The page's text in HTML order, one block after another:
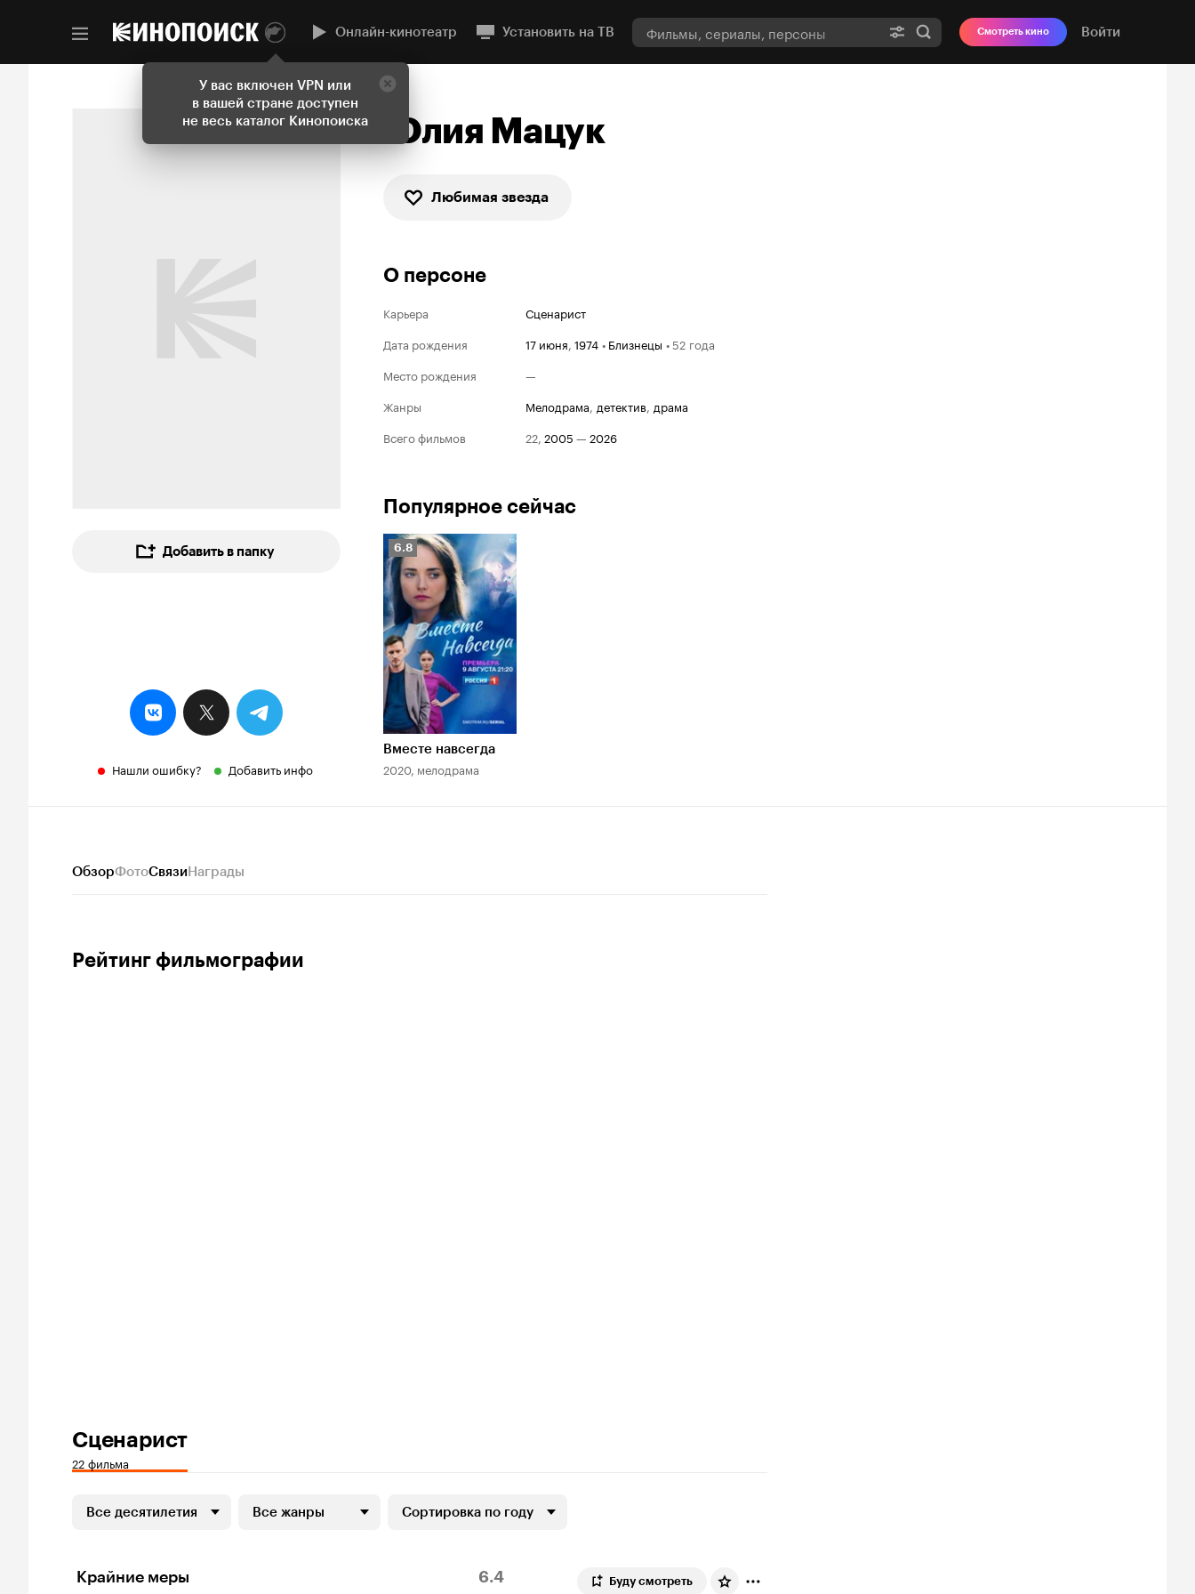
У вас включен VPN или
в вашей стране доступен
не весь каталог Кинопоиска
Онлайн-кинотеатр Установить на ТВ Смотреть кино Войти
Добавить в папку
Нашли ошибку? Добавить инфо
Юлия Мацук
Любимая звезда
О персоне
Карьера
Сценарист
Дата рождения
17 июня, 1974 • Близнецы •52 года
Место рождения
—
Жанры
мелодрама, детектив, драма
Всего фильмов
22, 2005 — 2026
Популярное сейчас
Рейтинг
Кинопоиска
6.8
6.8
Вместе навсегда
2020, мелодрама
ОбзорФотоСвязиНаграды
Рейтинг фильмографии
Сценарист
22 фильма
Все десятилетия Все жанры Сортировка по году
Крайние меры
Рейтинг
6.4
1
Буду смотреть